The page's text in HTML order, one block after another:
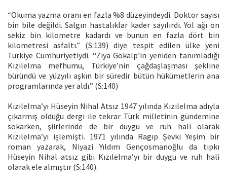
“Okuma yazma oranı en fazla %8 düzeyindeydi. Doktor sayısı
bin bile değildi. Salgın hastalıklar kader sayılırdı. Yol ağı on
sekiz bin kilometre kadardı ve bunun en fazla dört bin
kilometresi asfaltı.” (S:139) diye tespit edilen ülke yeni
Türkiye Cumhuriyetiydi. “Ziya Gökalp’in yeniden tanımladığı
Kızılelma mefhumu, Türkiye’nin çağdaşlaşması şekline
büründü ve yüzyılı aşkın bir süredir bütün hükümetlerin ana
programlarında yer aldı.” (S:140)
Kızılelma’yı Hüseyin Nihal Atsız 1947 yılında Kızılelma adıyla
çıkarmış olduğu dergi ile tekrar Türk milletinin gündemine
sokarken, şiirlerinde de bir duygu ve ruh hali olarak
Kızılelma’yı işlemişti. 1971 yılında Ragıp Şevki Yeşim bir
roman yazarak, Niyazi Yıldım Gençosmanoğlu da tıpkı
Hüseyin Nihal atsız gibi Kızılelma’yı bir duygu ve ruh hali
olarak ele almıştır (S:140).